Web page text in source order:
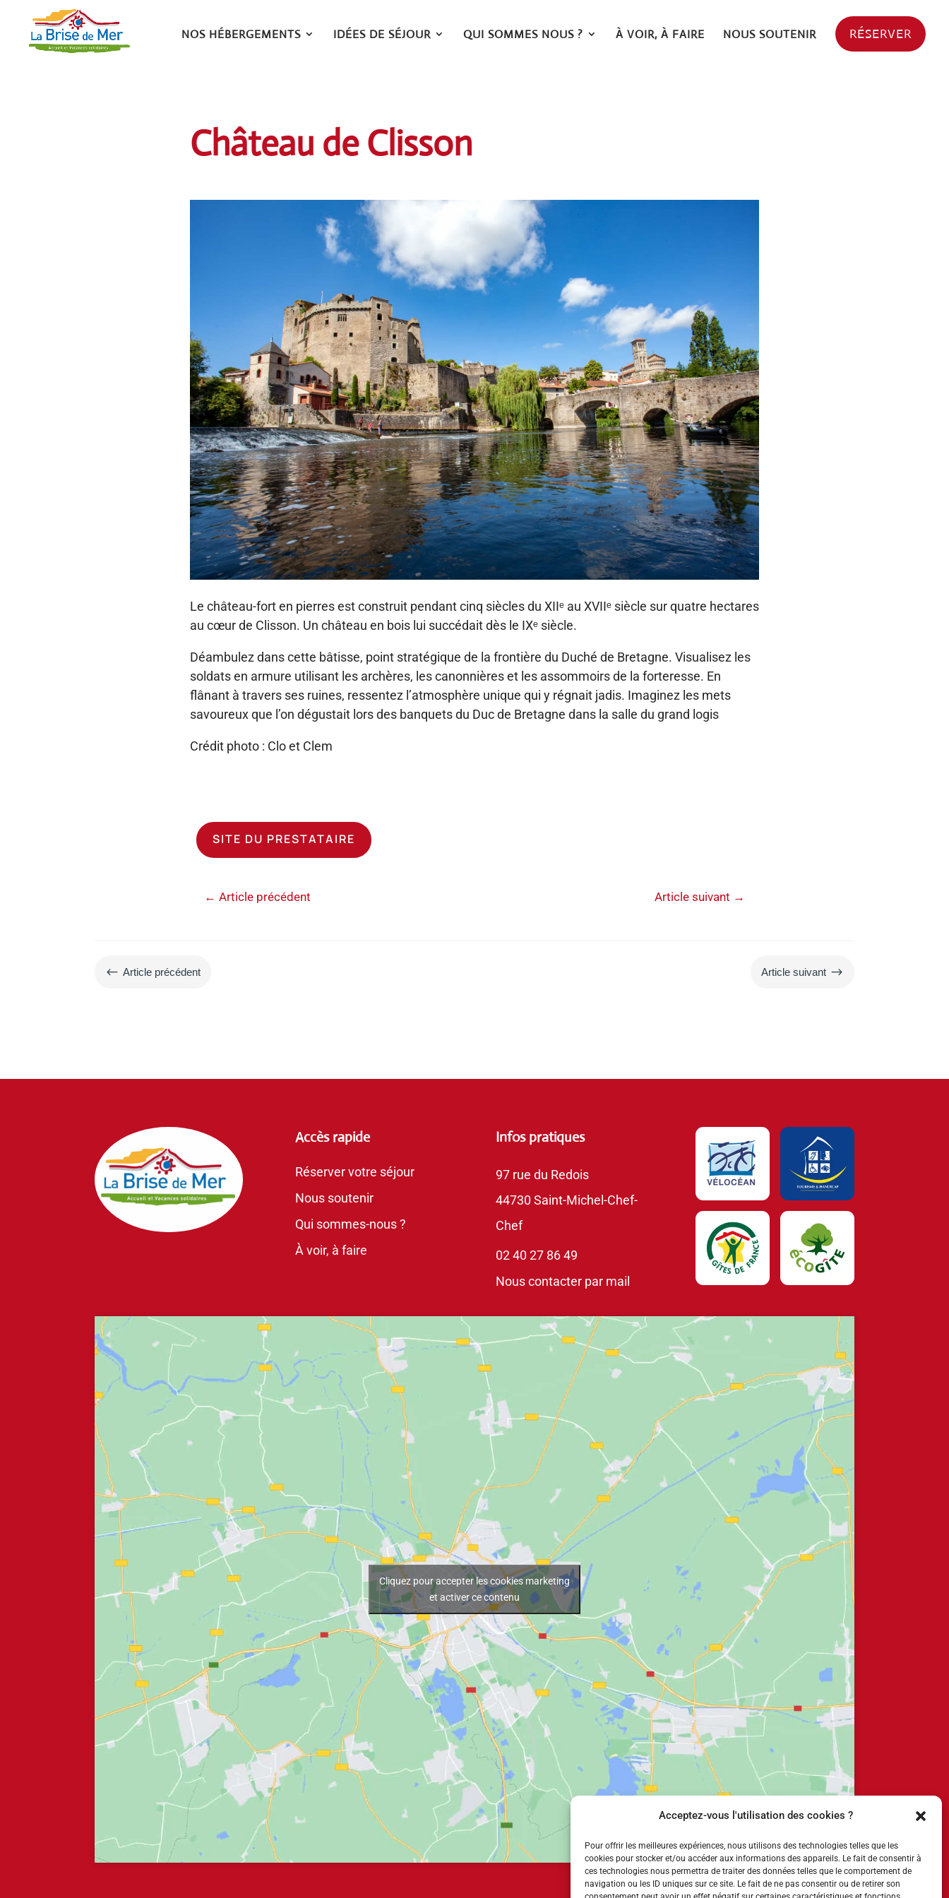
Acceptez-vous l'utilisation des cookies ?
Pour offrir les meilleures expériences, nous utilisons des technologies telles que les
cookies pour stocker et/ou accéder aux informations des appareils. Le fait de consentir à
ces technologies nous permettra de traiter des données telles que le comportement de
navigation ou les ID uniques sur ce site. Le fait de ne pas consentir ou de retirer son
NOS HÉBERGEMENTS IDÉES DE SÉJOUR QUI SOMMES NOUS ? À VOIR, À FAIRE NOUS SOUTENIR RÉSERVER
Château de Clisson
Le château-fort en pierres est construit pendant cinq siècles du XIIᵉ au XVIIᵉ siècle sur quatre hectares
au cœur de Clisson. Un château en bois lui succédait dès le IXᵉ siècle.
Déambulez dans cette bâtisse, point stratégique de la frontière du Duché de Bretagne. Visualisez les
soldats en armure utilisant les archères, les canonnières et les assommoirs de la forteresse. En
flânant à travers ses ruines, ressentez l’atmosphère unique qui y régnait jadis. Imaginez les mets
savoureux que l’on dégustait lors des banquets du Duc de Bretagne dans la salle du grand logis
Crédit photo : Clo et Clem
SITE DU PRESTATAIRE
← Article précédent Article suivant →
# Article précédent Article suivant $
Accès rapide
Réserver votre séjour
Nous soutenir
Qui sommes-nous ?
À voir, à faire
Infos pratiques
97 rue du Redois
44730 Saint-Michel-Chef-
Chef
02 40 27 86 49
Nous contacter par mail
Cliquez pour accepter les cookies marketing
et activer ce contenu